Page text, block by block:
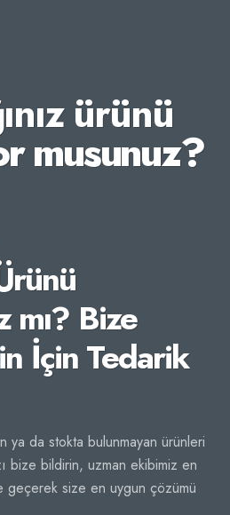
ürünü
musunuz?
mı? Bize
İçin Tedarik
ya da stokta bulunmayan ürünleri
bize bildirin, uzman ekibimiz en
geçerek size en uygun çözümü